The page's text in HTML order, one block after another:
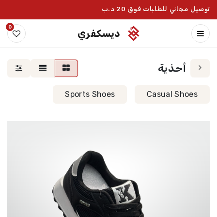
توصيل مجاني للطلبات فوق 20 د.ب
ديسكفري
0
أحذية
Casual Shoes
Sports Shoes